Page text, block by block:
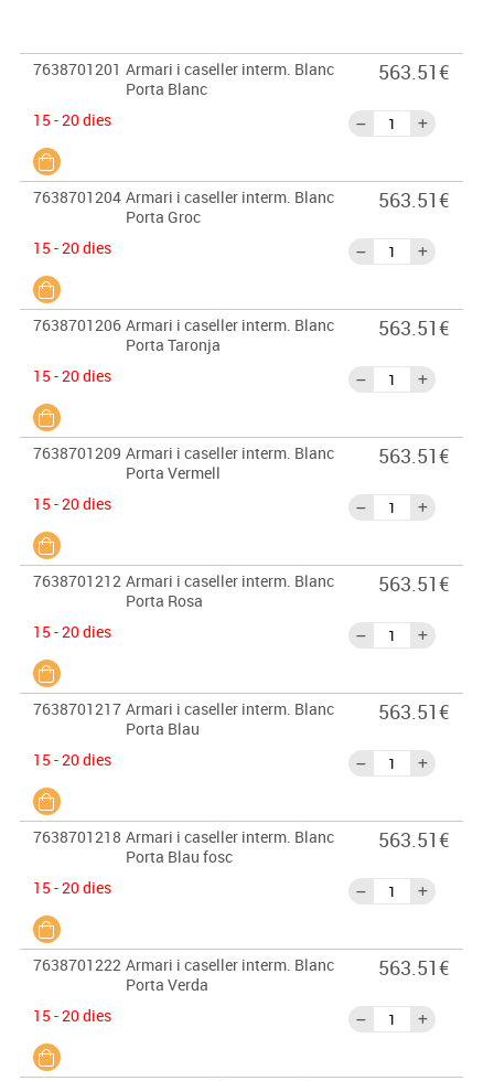
7638701201 Armari i caseller interm. Blanc
Porta Blanc
15 - 20 dies
563.51€
7638701204 Armari i caseller interm. Blanc
Porta Groc
15 - 20 dies
563.51€
7638701206 Armari i caseller interm. Blanc
Porta Taronja
15 - 20 dies
563.51€
7638701209 Armari i caseller interm. Blanc
Porta Vermell
15 - 20 dies
563.51€
7638701212 Armari i caseller interm. Blanc
Porta Rosa
15 - 20 dies
563.51€
7638701217 Armari i caseller interm. Blanc
Porta Blau
15 - 20 dies
563.51€
7638701218 Armari i caseller interm. Blanc
Porta Blau fosc
15 - 20 dies
563.51€
7638701222 Armari i caseller interm. Blanc
Porta Verda
15 - 20 dies
563.51€